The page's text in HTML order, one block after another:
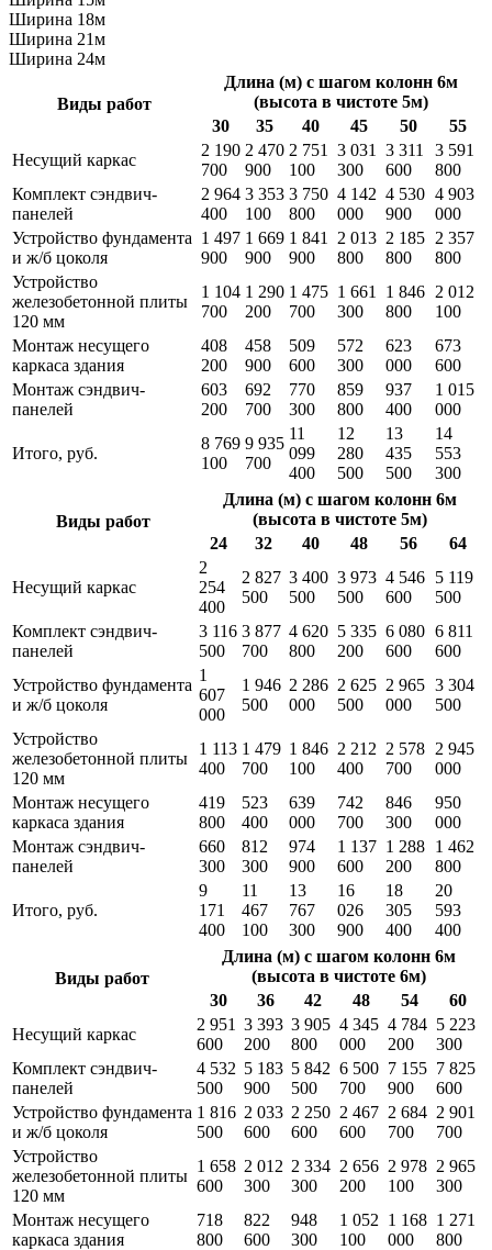
Ширина 18м
Ширина 21м
Ширина 24м
Виды работ
Длина (м) с шагом колонн 6м
(высота в чистоте 5м)
30
35 40 45 50
55
Несущий каркас
2 190
700
2 470
900
2 751
100
3 031
300
3 311
600
3 591
800
Комплект сэндвич-
панелей
2 964
400
3 353
100
3 750
800
4 142
000
4 530
900
4 903
000
Устройство фундамента
и ж/б цоколя
1 497
900
1 669
900
1 841
900
2 013
800
2 185
800
2 357
800
Устройство
железобетонной плиты
120 мм
1 104
700
1 290
200
1 475
700
1 661
300
1 846
800
2 012
100
Монтаж несущего
каркаса здания
408
200
458
900
509
600
572
300
623
000
673
600
Монтаж сэндвич-
панелей
603
200
692
700
770
300
859
800
937
400
1 015
000
Итого, руб.
8 769
100
9 935
700
11
099
400
12
280
500
13
435
500
14
553
300
Виды работ
Длина (м) с шагом колонн 6м
(высота в чистоте 5м)
24
32 40 48 56 64
Несущий каркас
2
254
400
2 827
500
3 400
500
3 973
500
4 546
600
5 119
500
Комплект сэндвич-
панелей
3 116
500
3 877
700
4 620
800
5 335
200
6 080
600
6 811
600
Устройство фундамента
и ж/б цоколя
1
607
000
1 946
500
2 286
000
2 625
500
2 965
000
3 304
500
Устройство
железобетонной плиты
120 мм
1 113
400
1 479
700
1 846
100
2 212
400
2 578
700
2 945
000
Монтаж несущего
каркаса здания
419
800
523
400
639
000
742
700
846
300
950
000
Монтаж сэндвич-
панелей
660
300
812
300
974
900
1 137
600
1 288
200
1 462
800
Итого, руб.
9
171
400
11
467
100
13
767
300
16
026
900
18
305
400
20
593
400
Виды работ
Длина (м) с шагом колонн 6м
(высота в чистоте 6м)
30
36 42 48 54
60
Несущий каркас
2 951
600
3 393
200
3 905
800
4 345
000
4 784
200
5 223
300
Комплект сэндвич-
панелей
4 532
500
5 183
900
5 842
500
6 500
700
7 155
900
7 825
600
Устройство фундамента
и ж/б цоколя
1 816
500
2 033
600
2 250
600
2 467
600
2 684
700
2 901
700
Устройство
железобетонной плиты
120 мм
1 658
600
2 012
300
2 334
300
2 656
200
2 978
100
2 965
300
Монтаж несущего
каркаса здания
718
800
822
600
948
300
1 052
100
1 168
000
1 271
800